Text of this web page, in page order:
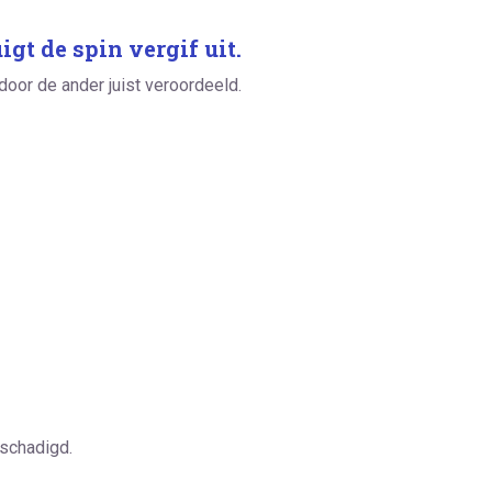
de spin vergif uit.
de ander juist veroordeeld.